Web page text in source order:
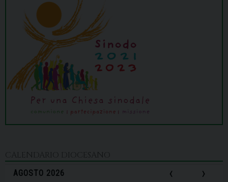
CALENDARIO DIOCESANO
‹
AGOSTO 2026 ›